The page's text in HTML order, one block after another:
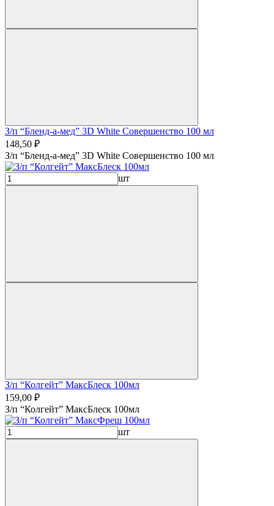
З/п “Бленд-а-мед” 3D White Совершенство 100 мл
148,50 ₽
З/п “Бленд-а-мед” 3D White Совершенство 100 мл
шт
З/п “Колгейт” МаксБлеск 100мл
159,00 ₽
З/п “Колгейт” МаксБлеск 100мл
шт